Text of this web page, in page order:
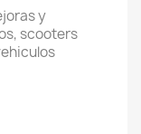
y
scooters